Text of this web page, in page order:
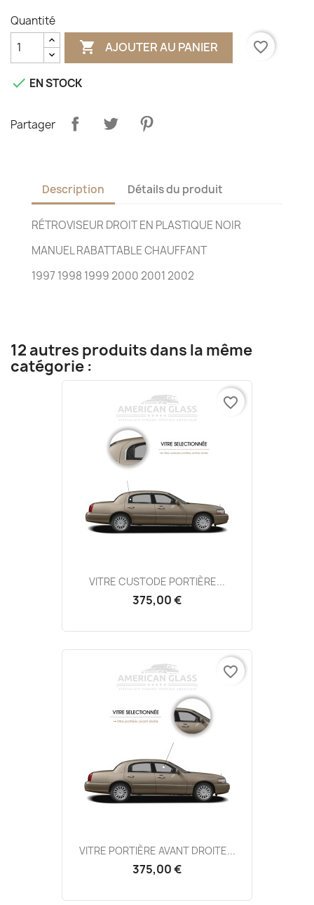
Quantité
 AJOUTER AU PANIER favorite_border
 EN STOCK
Partager
Description Détails du produit
RÉTROVISEUR DROIT EN PLASTIQUE NOIR
MANUEL RABATTABLE CHAUFFANT
1997 1998 1999 2000 2001 2002
12 autres produits dans la même
catégorie :
VITRE CUSTODE PORTIÈRE...
375,00 €
favorite_border
VITRE PORTIÈRE AVANT DROITE...
375,00 €
favorite_border